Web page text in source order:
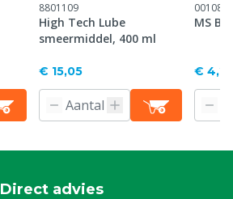
8801109
High Tech Lube
smeermiddel, 400 ml
€ 15,05
0010897
MS
€
Direct advies